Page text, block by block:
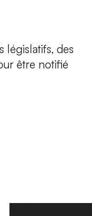
législatifs, des
être notifié